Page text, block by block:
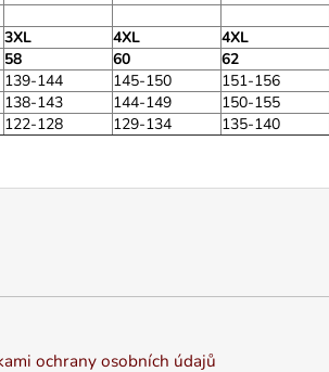
3XL 4XL 4XL
58 60 62
139-144 145-150 151-156
138-143 144-149 150-155
122-128 129-134 135-140
ochrany osobních údajů